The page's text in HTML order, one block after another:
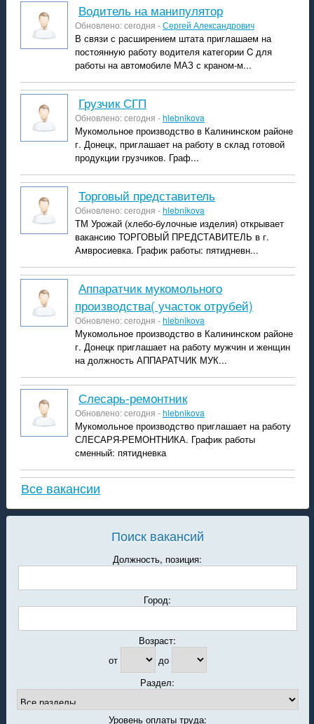
Водитель на манипулятор
Обновлено: сегодня -Сергей Александрович
В связи с расширением штата приглашаем на
постоянную работу водителя категории C для
работы на автомобиле МАЗ с краном-м...
Грузчик СГП
Обновлено: сегодня -hlebnikova
Мукомольное производство в Калининском районе
г. Донецк, приглашает на работу в склад готовой
продукции грузчиков. Граф...
торговый представитель
Обновлено: сегодня -hlebnikova
ТМ Урожай (хлебо-булочные изделия) открывает
вакансию ТОРГОВЫЙ ПРЕДСТАВИТЕЛЬ в г.
Амвросиевка. График работы: пятидневн...
Аппаратчик мукомольного
производства( участок отрубей)
Обновлено: сегодня -hlebnikova
Мукомольное производство в Калининском районе
г. Донецк приглашает на работу мужчин и женщин
на должность АППАРАТЧИК МУК...
Слесарь-ремонтник
Обновлено: сегодня -hlebnikova
Мукомольное производство приглашает на работу
СЛЕСАРЯ-РЕМОНТНИКА. График работы
сменный: пятидневка
Все вакансии
Поиск вакансий
Должность, позиция:
Город:
Возраст:
от
до
Раздел:
Уровень оплаты труда: